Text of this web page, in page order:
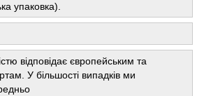
упаковка).
відповідає європейським та
У більшості випадків ми